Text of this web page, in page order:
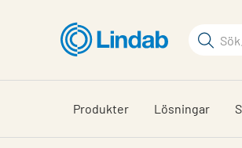
huvudinnehållet
Sökord
på
Produkter Lösningar